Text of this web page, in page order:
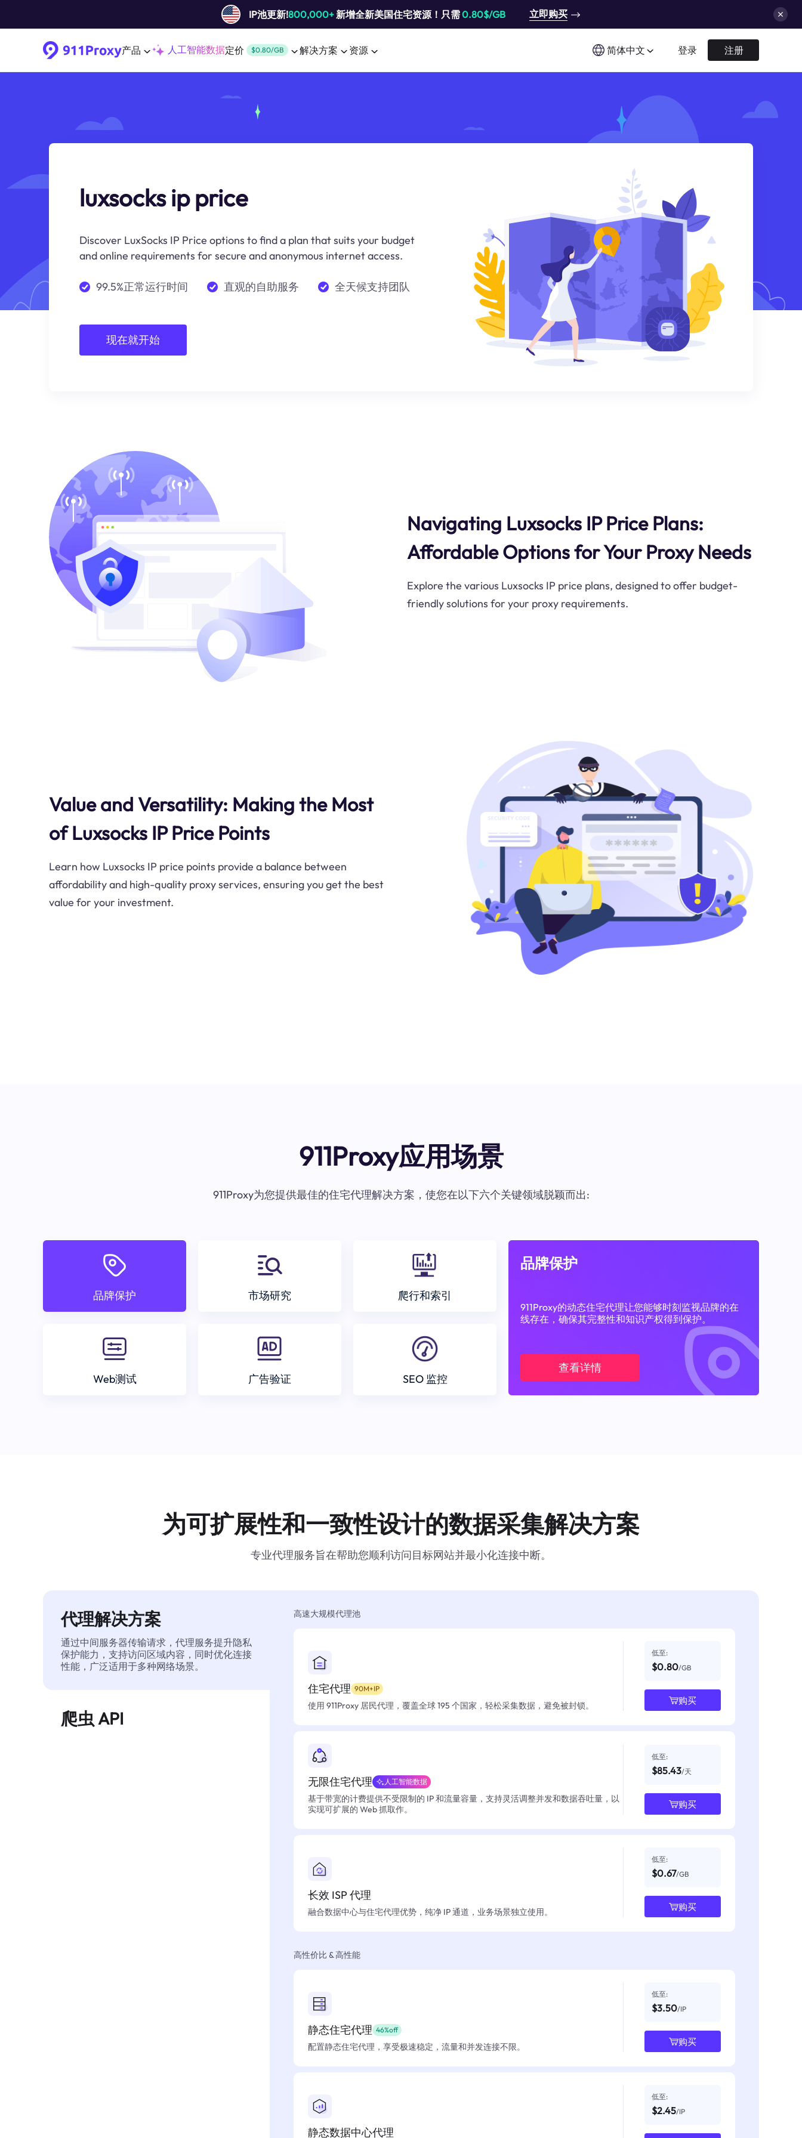
IP池更新!800,000+新增全新美国住宅资源！只需0.80$/GB 立即购买
产品 人工智能数据定价 $0.80/GB 解决方案 资源 简体中文 登录 注册
luxsocks ip price
Discover LuxSocks IP Price options to find a plan that suits your budget
and online requirements for secure and anonymous internet access.
99.5%正常运行时间 直观的自助服务 全天候支持团队
现在就开始
Navigating Luxsocks IP Price Plans:
Affordable Options for Your Proxy Needs
Explore the various Luxsocks IP price plans, designed to offer budget-
friendly solutions for your proxy requirements.
Value and Versatility: Making the Most
of Luxsocks IP Price Points
Learn how Luxsocks IP price points provide a balance between
affordability and high-quality proxy services, ensuring you get the best
value for your investment.
911Proxy应用场景
911Proxy为您提供最佳的住宅代理解决方案，使您在以下六个关键领域脱颖而出:
品牌保护 市场研究 爬行和索引
Web测试 广告验证 SEO 监控
品牌保护
911Proxy的动态住宅代理让您能够时刻监视品牌的在
线存在，确保其完整性和知识产权得到保护。
查看详情
为可扩展性和一致性设计的数据采集解决方案
专业代理服务旨在帮助您顺利访问目标网站并最小化连接中断。
代理解决方案
通过中间服务器传输请求，代理服务提升隐私
保护能力，支持访问区域内容，同时优化连接
性能，广泛适用于多种网络场景。
爬虫 API
高速大规模代理池
住宅代理 90M+IP
使用 911Proxy 居民代理，覆盖全球 195 个国家，轻松采集数据，避免被封锁。
低至:
$0.80/GB
购买
无限住宅代理 人工智能数据
基于带宽的计费提供不受限制的 IP 和流量容量，支持灵活调整并发和数据吞吐量，以
实现可扩展的 Web 抓取作。
低至:
$85.43/天
购买
长效 ISP 代理
融合数据中心与住宅代理优势，纯净 IP 通道，业务场景独立使用。
低至:
$0.67/GB
购买
高性价比 & 高性能
静态住宅代理 46%off
配置静态住宅代理，享受极速稳定，流量和并发连接不限。
低至:
$3.50/IP
购买
静态数据中心代理
低至:
$2.45/IP